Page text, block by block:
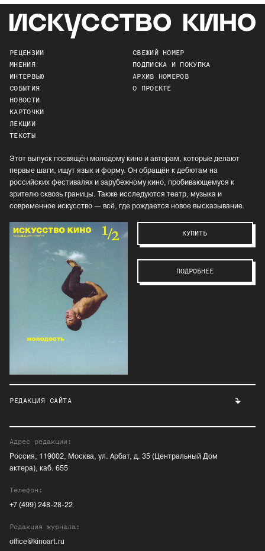
РЕЦЕНЗИИ
МНЕНИЯ
ИНТЕРВЬЮ
СОБЫТИЯ
НОВОСТИ
КАРТОЧКИ
ЛЕКЦИИ
ТЕКСТЫ
СВЕЖИЙ НОМЕР
ПОДПИСКА И ПОКУПКА
АРХИВ НОМЕРОВ
О ПРОЕКТЕ
Этот выпуск посвящён молодому кино и авторам, которые делают
первые шаги, ищут язык и форму. Он обращён к дебютам на
российских фестивалях и зарубежному кино, пробивающемуся к
зрителю сквозь границы. Также исследуются театр, музыка и
современное искусство — всё, где рождается новое высказывание.
КУПИТЬ
ПОДРОБНЕЕ
РЕДАКЦИЯ САЙТА
Адрес редакции:
Россия, 119002, Москва, ул. Арбат, д. 35 (Центральный Дом
актера), каб. 655
Телефон:
+7 (499) 248-28-22
Редакция журнала:
office@kinoart.ru